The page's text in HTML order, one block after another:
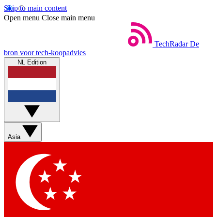
Skip to main content
Open menu Close main menu
TechRadar De
bron voor tech-koopadvies
NL Edition
Asia